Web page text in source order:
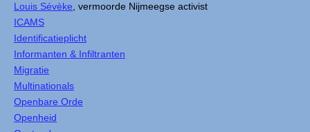
Louis Sévèke , vermoorde Nijmeegse activist
ICAMS
Identificatieplicht
Informanten & Infiltranten
Migratie
Multinationals
Openbare Orde
Openheid